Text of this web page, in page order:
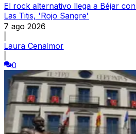
El rock alternativo llega a Béjar
Las Titis, 'Rojo Sangre'
7 ago 2026
Laura Cenalmor
0